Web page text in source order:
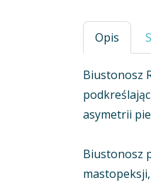
Opis
Biustonosz
asymetrii
Biustonosz